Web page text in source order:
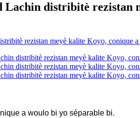
distribitè rezistan
a woulo bi yo séparable bi.